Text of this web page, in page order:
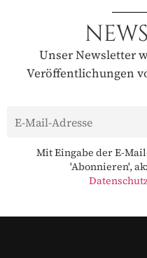
Unser Newsletter
Veröffentlichungen
Mit Eingabe der E-
'Abonnieren',